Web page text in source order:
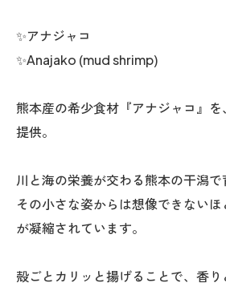
✨アナジャコ
✨Anajako (mud shrimp)
熊本産の希少食材『アナジャコ』
提供。
川と海の栄養が交わる熊本の干潟で
その小さな姿からは想像できない
が凝縮されています。
殻ごとカリッと揚げることで、香